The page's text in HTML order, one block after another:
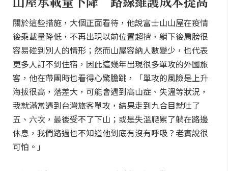
關於這些措施，大個正面看待，他說富士山山屋在疫情
後乘載量降低，不再出現以前位置超擠，躺下後肩膀很
容易碰到別人的情形；然而山屋容納人數變少，也代表
更多人訂不到住宿，因此這幾年出現很多單攻的外國旅
客，他在帶團時也看得心驚膽跳，「單攻的風險是上升
海拔很高，落差大，可能會遇到高山症、失溫等狀況，
我就滿常遇到台灣旅客單攻，結果走到九合目就吐了
五、六次，最後受不了下山；或是失溫爬累了躺在路邊
休息，我們路過也不知道他到底有沒有呼吸？老實說很
可怕。」